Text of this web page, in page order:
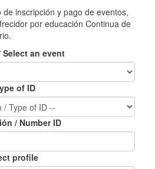
inscripción y pago de eventos,
por educación Continua de
an event
of ID
/ Number ID
profile